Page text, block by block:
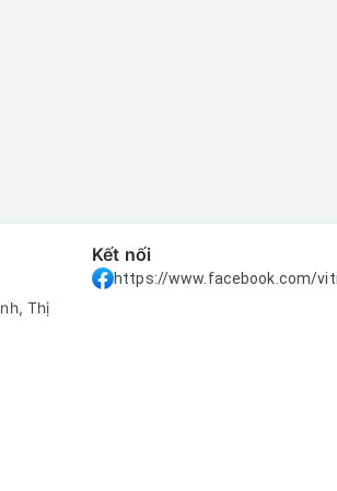
Thị
Kết nối
https://www.facebook.com/